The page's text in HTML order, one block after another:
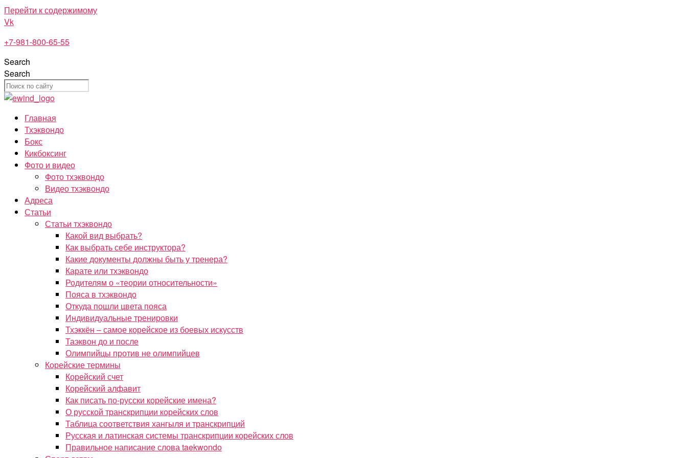
Перейти к содержимому
Vk
+7-981-800-65-55
Search
Search
Главная
Тхэквондо
Бокс
Кикбоксинг
Фото и видео
Фото тхэквондо
Видео тхэквондо
Адреса
Статьи
Статьи тхэквондо
Какой вид выбрать?
Как выбрать себе инструктора?
Какие документы должны быть у тренера?
Карате или тхэквондо
Родителям о «теории относительности»
Пояса в тхэквондо
Откуда пошли цвета пояса
Индивидуальные тренировки
Тхэккён – самое корейское из боевых искусств
Таэквон до и после
Олимпийцы против не олимпийцев
Корейские термины
Корейский счет
Корейский алфавит
Как писать по-русски корейские имена?
О русской транскрипции корейских слов
Таблица соответствия хангыля и транскрипций
Русская и латинская системы транскрипции корейских слов
Правильное написание слова taekwondo